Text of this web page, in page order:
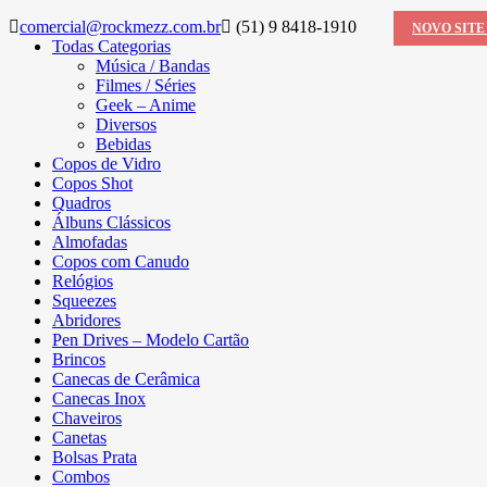
comercial@rockmezz.com.br (51) 9 8418-1910 NOVO SITE
Todas Categorias
Música / Bandas
Filmes / Séries
Geek – Anime
Diversos
Bebidas
Copos de Vidro
Copos Shot
Quadros
Álbuns Clássicos
Almofadas
Copos com Canudo
Relógios
Squeezes
Abridores
Pen Drives – Modelo Cartão
Brincos
Canecas de Cerâmica
Canecas Inox
Chaveiros
Canetas
Bolsas Prata
Combos